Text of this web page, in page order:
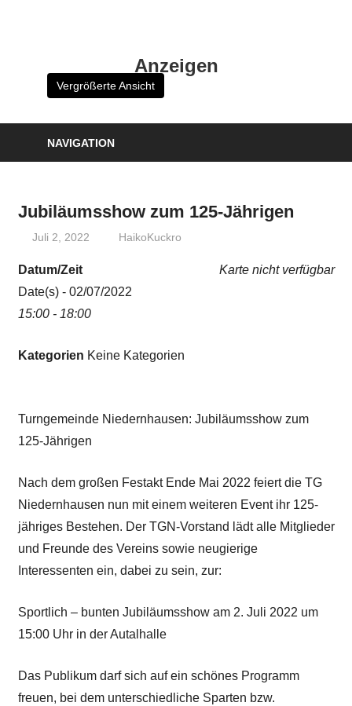
Anzeigen
Vergrößerte Ansicht
NAVIGATION
Jubiläumsshow zum 125-Jährigen
Juli 2, 2022 HaikoKuckro
Karte nicht verfügbar
Datum/Zeit
Date(s) - 02/07/2022
15:00 - 18:00
Kategorien Keine Kategorien
Turngemeinde Niedernhausen: Jubiläumsshow zum
125-Jährigen
Nach dem großen Festakt Ende Mai 2022 feiert die TG
Niedernhausen nun mit einem weiteren Event ihr 125-
jähriges Bestehen. Der TGN-Vorstand lädt alle Mitglieder
und Freunde des Vereins sowie neugierige
Interessenten ein, dabei zu sein, zur:
Sportlich – bunten Jubiläumsshow am 2. Juli 2022 um
15:00 Uhr in der Autalhalle
Das Publikum darf sich auf ein schönes Programm
freuen, bei dem unterschiedliche Sparten bzw.